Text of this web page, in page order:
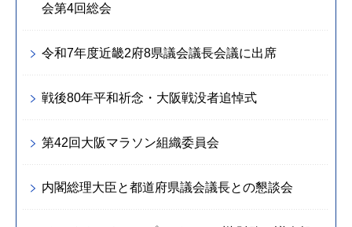
会第4回総会
令和7年度近畿2府8県議会議長会議に出席
戦後80年平和祈念・大阪戦没者追悼式
第42回大阪マラソン組織委員会
内閣総理大臣と都道府県議会議長との懇談会